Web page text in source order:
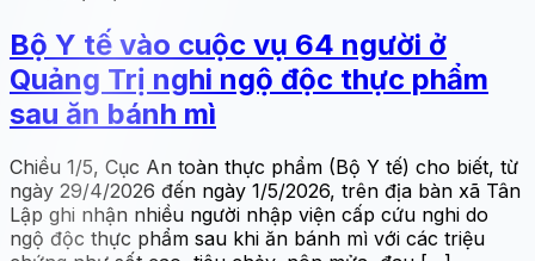
Bộ Y tế vào cuộc vụ 64 người ở
Quảng Trị nghi ngộ độc thực phẩm
sau ăn bánh mì
Chiều 1/5, Cục An toàn thực phẩm (Bộ Y tế) cho biết, từ
ngày 29/4/2026 đến ngày 1/5/2026, trên địa bàn xã Tân
Lập ghi nhận nhiều người nhập viện cấp cứu nghi do
ngộ độc thực phẩm sau khi ăn bánh mì với các triệu